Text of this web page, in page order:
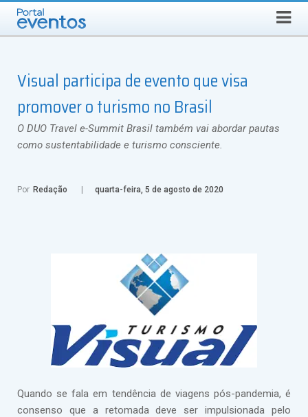
DOMINGO, 9 DE AGOSTO DE 2026 Busca
Visual participa de evento que visa
promover o turismo no Brasil
O DUO Travel e-Summit Brasil também vai abordar pautas
como sustentabilidade e turismo consciente.
Por Redação quarta-feira, 5 de agosto de 2020
Quando se fala em tendência de viagens pós-pandemia, é
consenso que a retomada deve ser impulsionada pelo